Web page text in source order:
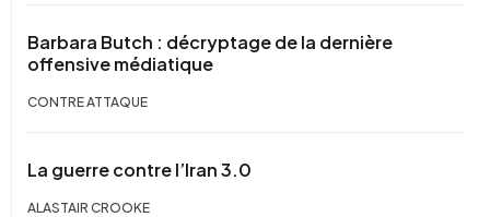
Barbara Butch : décryptage de la dernière
offensive médiatique
CONTRE ATTAQUE
La guerre contre l’Iran 3.0
ALASTAIR CROOKE